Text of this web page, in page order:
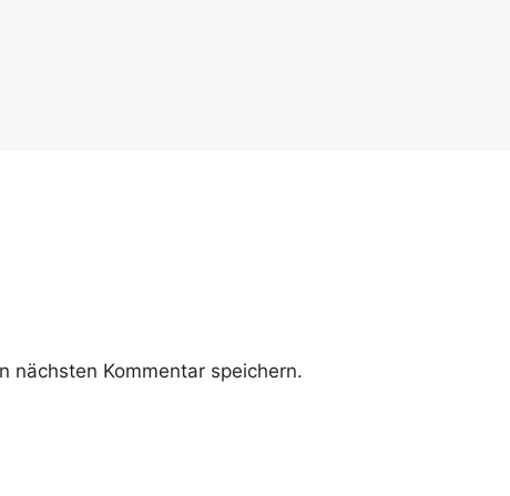
nächsten Kommentar speichern.